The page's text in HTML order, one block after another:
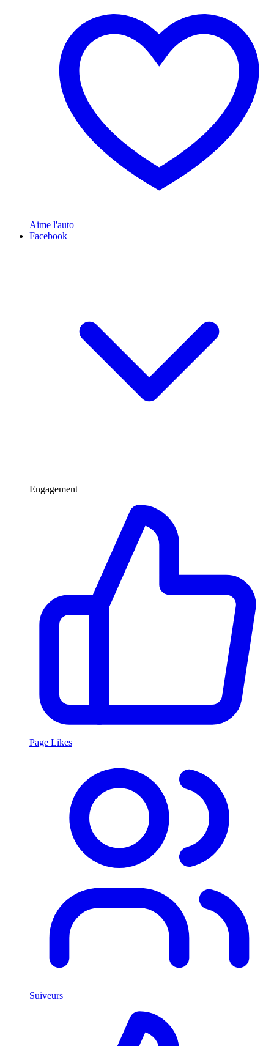
Aime l'auto
Facebook
Engagement
Page Likes
Suiveurs